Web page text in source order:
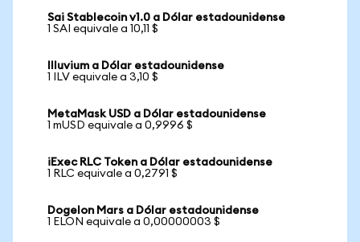
Sai Stablecoin v1.0 a Dólar estadounidense
1 SAI equivale a 10,11 $
Illuvium a Dólar estadounidense
1 ILV equivale a 3,10 $
MetaMask USD a Dólar estadounidense
1 mUSD equivale a 0,9996 $
iExec RLC Token a Dólar estadounidense
1 RLC equivale a 0,2791 $
Dogelon Mars a Dólar estadounidense
1 ELON equivale a 0,00000003 $